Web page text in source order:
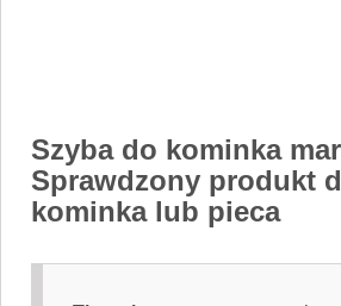
Szyba do kominka
Sprawdzony produkt
kominka lub pieca